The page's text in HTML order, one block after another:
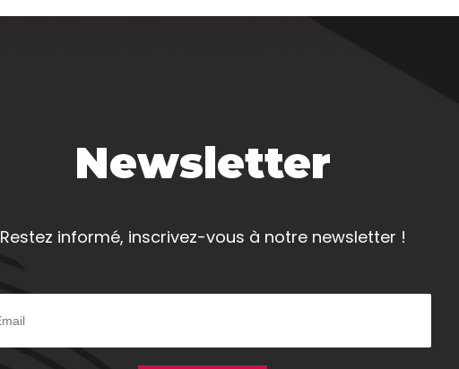
Newsletter
Restez informé, inscrivez-vous à notre newsletter !